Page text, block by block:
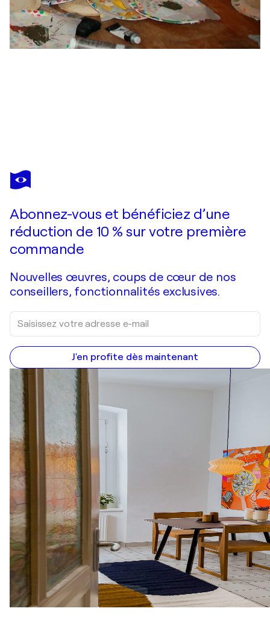
STEVE WHITE
White Square
Abonnez-vous et bénéficiez d’une
réduction de 10 % sur votre première
commande
Nouvelles œuvres, coups de cœur de nos
conseillers, fonctionnalités exclusives.
J'en profite dès maintenant